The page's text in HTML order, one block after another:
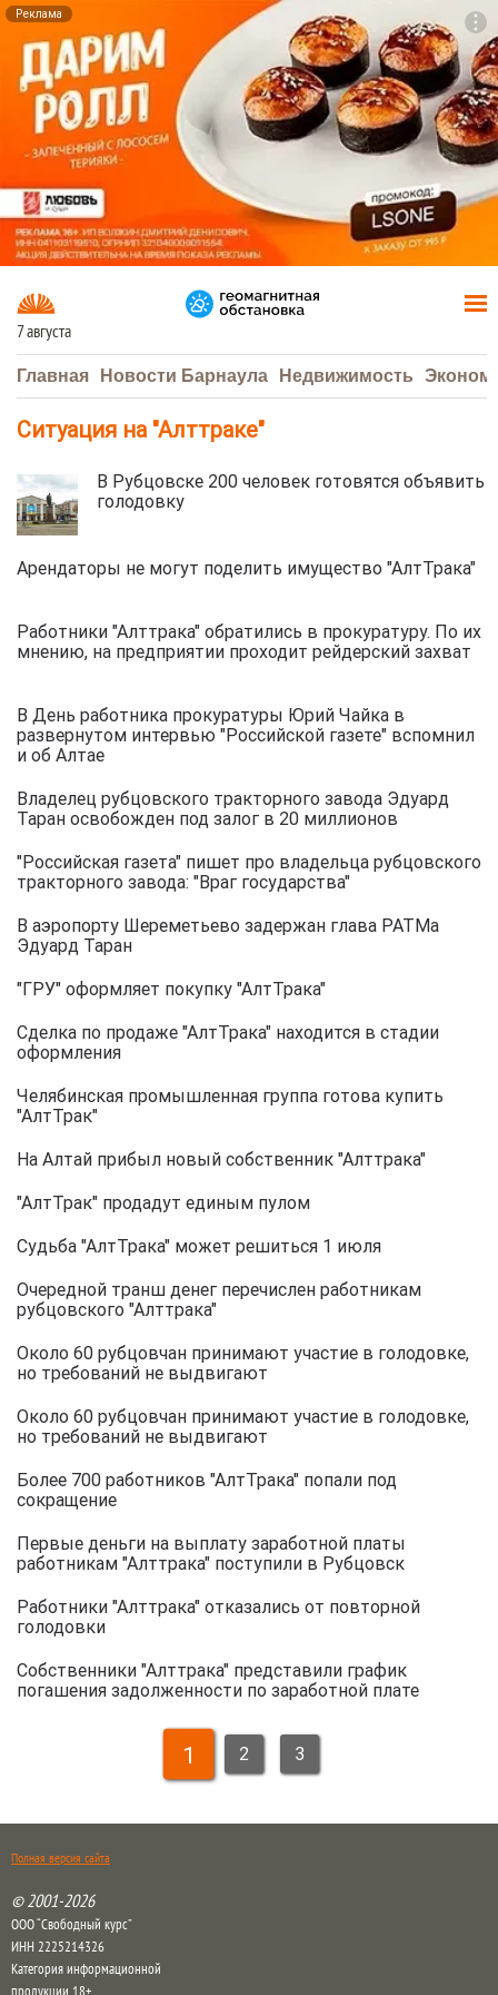
Реклама
7 августа
Главная Новости Барнаула Недвижимость
Ситуация на "Алттраке"
В Рубцовске 200 человек готовятся объявить
голодовку
Арендаторы не могут поделить имущество "АлтТрака"
Работники "Алттрака" обратились в прокуратуру. По их
мнению, на предприятии проходит рейдерский захват
В День работника прокуратуры Юрий Чайка в
развернутом интервью "Российской газете" вспомнил
и об Алтае
Владелец рубцовского тракторного завода Эдуард
Таран освобожден под залог в 20 миллионов
"Российская газета" пишет про владельца рубцовского
тракторного завода: "Враг государства"
В аэропорту Шереметьево задержан глава РАТМа
Эдуард Таран
"ГРУ" оформляет покупку "АлтТрака"
Сделка по продаже "АлтТрака" находится в стадии
оформления
Челябинская промышленная группа готова купить
"АлтТрак"
На Алтай прибыл новый собственник "Алттрака"
"АлтТрак" продадут единым пулом
Судьба "АлтТрака" может решиться 1 июля
Очередной транш денег перечислен работникам
рубцовского "Алттрака"
Около 60 рубцовчан принимают участие в голодовке,
но требований не выдвигают
Около 60 рубцовчан принимают участие в голодовке,
но требований не выдвигают
Более 700 работников "АлтТрака" попали под
сокращение
Первые деньги на выплату заработной платы
работникам "Алттрака" поступили в Рубцовск
Работники "Алттрака" отказались от повторной
голодовки
Собственники "Алттрака" представили график
погашения задолженности по заработной плате
1 2 3
Полная версия сайта
© 2001-2026
ООО “Свободный курс”
ИНН 2225214326
Категория информационной